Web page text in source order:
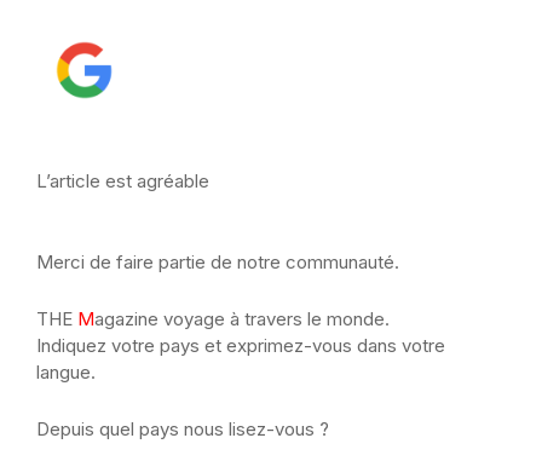
L’article est agréable
Merci de faire partie de notre communauté.
THE Magazine voyage à travers le monde.
Indiquez votre pays et exprimez-vous dans votre
langue.
Depuis quel pays nous lisez-vous ?